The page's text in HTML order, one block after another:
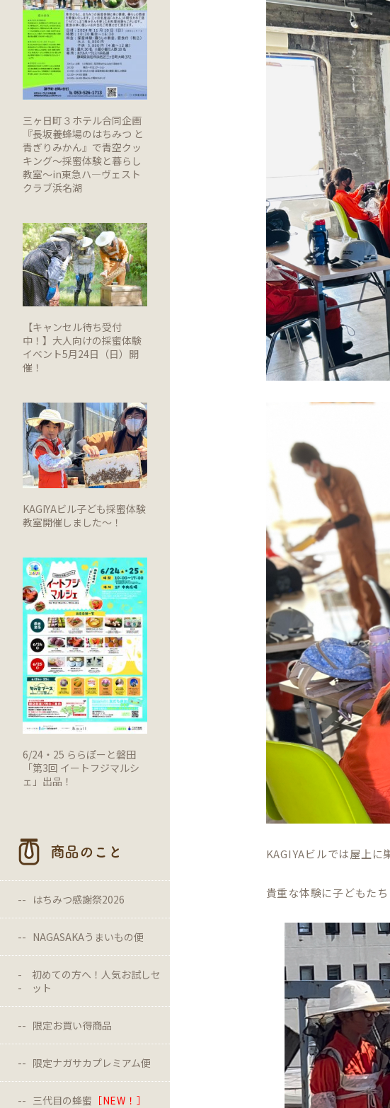
三ヶ日町３ホテル合同企画
『長坂養蜂場のはちみつ と
青ぎりみかん』で青空クッ
キング～採蜜体験と暮らし
教室～in東急ハ―ヴェスト
クラブ浜名湖
【キャンセル待ち受付
中！】大人向けの採蜜体験
イベント5月24日（日）開
催！
KAGIYAビル子ども採蜜体験
教室開催しました～！
6/24・25 ららぽーと磐田
「第3回 イートフジマルシ
ェ」出品！
商品のこと
はちみつ感謝祭2026
NAGASAKAうまいもの便
初めての方へ！人気お試しセ
ット
限定お買い得商品
限定ナガサカプレミアム便
三代目の蜂蜜 ［NEW！］
KAGIYAビルでは屋上に
貴重な体験に子どもた